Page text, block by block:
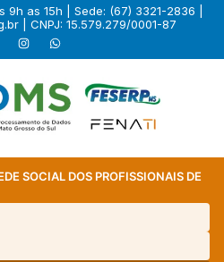
as 15h | Sede: (67) 3321-2836 |
| CNPJ: 15.579.279/0001-87
SOCIAL DOS PROFISSIONAIS DE